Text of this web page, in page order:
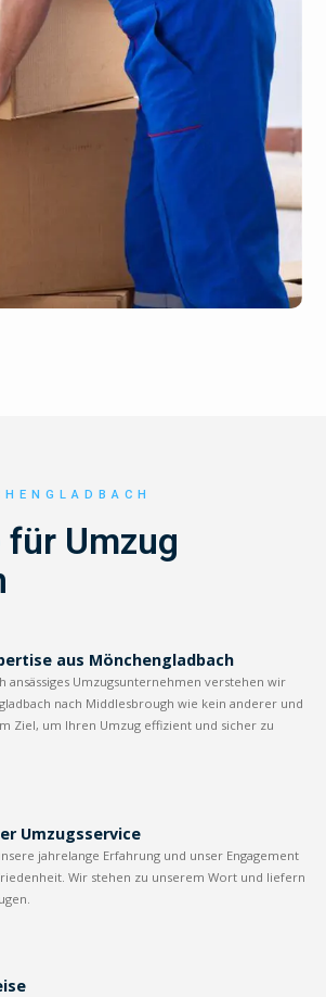
für Umzug
aus Mönchengladbach
ansässiges Umzugsunternehmen verstehen wir
nach Middlesbrough wie kein anderer und
Ziel, um Ihren Umzug effizient und sicher zu
Umzugsservice
jahrelange Erfahrung und unser Engagement
Wir stehen zu unserem Wort und liefern